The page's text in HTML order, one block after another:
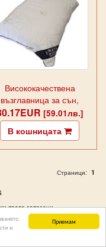
Приемам
и
Висококачествена
възглавница за сън,
ПАМУК[59.01лв.]
В кошницата
Страници: 1
права запазени